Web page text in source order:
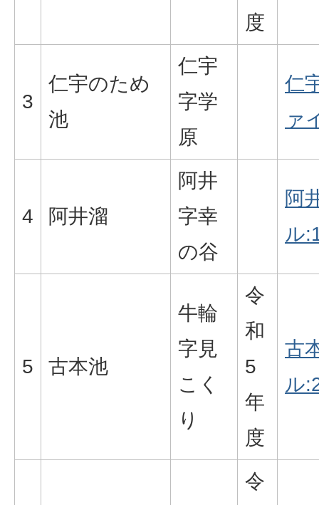
度
3
仁宇のため
池
仁宇
字学
原
仁
ァ
4 阿井溜
阿井
字幸
の谷
阿
ル
5 古本池
牛輪
字見
こく
り
令
和
5
年
度
古
ル
令